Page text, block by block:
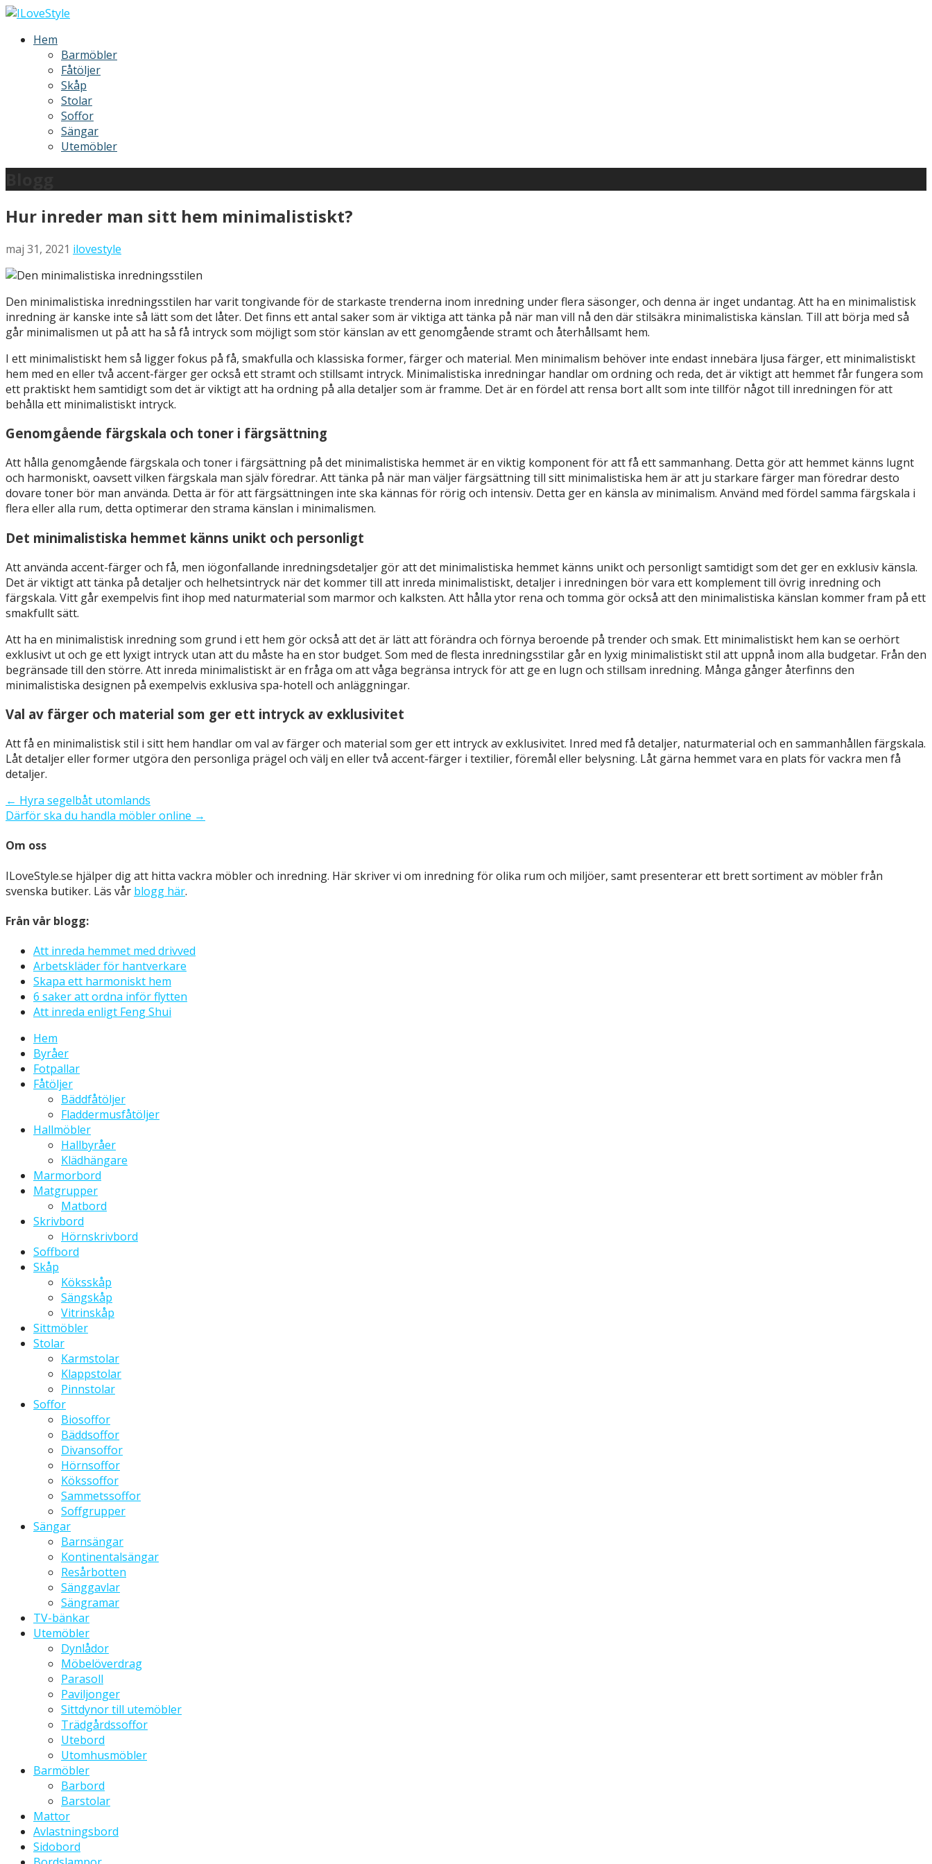
Hoppa
innehållHem
Barmöbler
Fåtöljer
Skåp
Stolar
Soffor
Sängar
Utemöbler
Hur inreder man sitt hem minimalistiskt?
maj 31, 2021 ilovestyle
Den minimalistiska inredningsstilen har varit tongivande för de starkaste trenderna inom inredning under flera säsonger, och denna är inget undantag. Att ha en minimalistisk
inredning är kanske inte så lätt som det låter. Det finns ett antal saker som är viktiga att tänka på när man vill nå den där stilsäkra minimalistiska känslan. Till att börja med så
går minimalismen ut på att ha så få intryck som möjligt som stör känslan av ett genomgående stramt och återhållsamt hem.
I ett minimalistiskt hem så ligger fokus på få, smakfulla och klassiska former, färger och material. Men minimalism behöver inte endast innebära ljusa färger, ett minimalistiskt
hem med en eller två accent-färger ger också ett stramt och stillsamt intryck. Minimalistiska inredningar handlar om ordning och reda, det är viktigt att hemmet får fungera som
ett praktiskt hem samtidigt som det är viktigt att ha ordning på alla detaljer som är framme. Det är en fördel att rensa bort allt som inte tillför något till inredningen för att
behålla ett minimalistiskt intryck.
Genomgående färgskala och toner i färgsättning
Att hålla genomgående färgskala och toner i färgsättning på det minimalistiska hemmet är en viktig komponent för att få ett sammanhang. Detta gör att hemmet känns lugnt
och harmoniskt, oavsett vilken färgskala man själv föredrar. Att tänka på när man väljer färgsättning till sitt minimalistiska hem är att ju starkare färger man föredrar desto
dovare toner bör man använda. Detta är för att färgsättningen inte ska kännas för rörig och intensiv. Detta ger en känsla av minimalism. Använd med fördel samma färgskala i
flera eller alla rum, detta optimerar den strama känslan i minimalismen.
Det minimalistiska hemmet känns unikt och personligt
Att använda accent-färger och få, men iögonfallande inredningsdetaljer gör att det minimalistiska hemmet känns unikt och personligt samtidigt som det ger en exklusiv känsla.
Det är viktigt att tänka på detaljer och helhetsintryck när det kommer till att inreda minimalistiskt, detaljer i inredningen bör vara ett komplement till övrig inredning och
färgskala. Vitt går exempelvis fint ihop med naturmaterial som marmor och kalksten. Att hålla ytor rena och tomma gör också att den minimalistiska känslan kommer fram på ett
smakfullt sätt.
Att ha en minimalistisk inredning som grund i ett hem gör också att det är lätt att förändra och förnya beroende på trender och smak. Ett minimalistiskt hem kan se oerhört
exklusivt ut och ge ett lyxigt intryck utan att du måste ha en stor budget. Som med de flesta inredningsstilar går en lyxig minimalistiskt stil att uppnå inom alla budgetar. Från den
begränsade till den större. Att inreda minimalistiskt är en fråga om att våga begränsa intryck för att ge en lugn och stillsam inredning. Många gånger återfinns den
minimalistiska designen på exempelvis exklusiva spa-hotell och anläggningar.
Val av färger och material som ger ett intryck av exklusivitet
Att få en minimalistisk stil i sitt hem handlar om val av färger och material som ger ett intryck av exklusivitet. Inred med få detaljer, naturmaterial och en sammanhållen färgskala.
Låt detaljer eller former utgöra den personliga prägel och välj en eller två accent-färger i textilier, föremål eller belysning. Låt gärna hemmet vara en plats för vackra men få
detaljer.
Inläggsnavigering
← Hyra segelbåt utomlands
Därför ska du handla möbler online →
Om oss
ILoveStyle.se hjälper dig att hitta vackra möbler och inredning. Här skriver vi om inredning för olika rum och miljöer, samt presenterar ett brett sortiment av möbler från
svenska butiker. Läs vår blogg här.
Från vår blogg:
Att inreda hemmet med drivved
Arbetskläder för hantverkare
Skapa ett harmoniskt hem
6 saker att ordna inför flytten
Att inreda enligt Feng Shui
Hem
Byråer
Fotpallar
Fåtöljer
Bäddfåtöljer
Fladdermusfåtöljer
Hallmöbler
Hallbyråer
Klädhängare
Marmorbord
Matgrupper
Matbord
Skrivbord
Hörnskrivbord
Soffbord
Skåp
Köksskåp
Sängskåp
Vitrinskåp
Sittmöbler
Stolar
Karmstolar
Klappstolar
Pinnstolar
Soffor
Biosoffor
Bäddsoffor
Divansoffor
Hörnsoffor
Kökssoffor
Sammetssoffor
Soffgrupper
Sängar
Barnsängar
Kontinentalsängar
Resårbotten
Sänggavlar
Sängramar
TV-bänkar
Utemöbler
Dynlådor
Möbelöverdrag
Parasoll
Paviljonger
Sittdynor till utemöbler
Trädgårdssoffor
Utebord
Utomhusmöbler
Barmöbler
Barbord
Barstolar
Mattor
Avlastningsbord
Sidobord